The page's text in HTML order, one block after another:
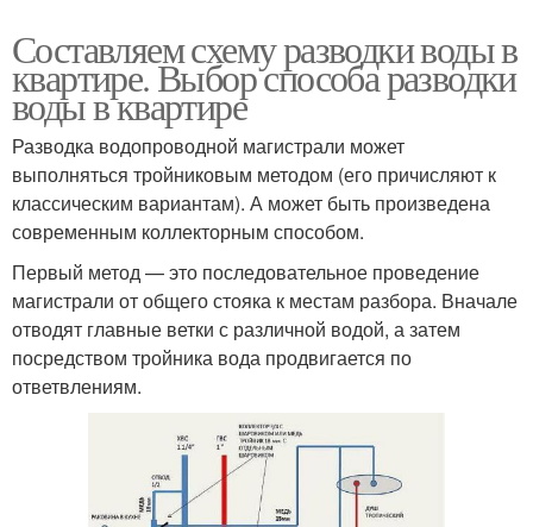
Составляем схему разводки воды в
квартире. Выбор способа разводки
воды в квартире
Разводка водопроводной магистрали может
выполняться тройниковым методом (его причисляют к
классическим вариантам). А может быть произведена
современным коллекторным способом.
Первый метод — это последовательное проведение
магистрали от общего стояка к местам разбора. Вначале
отводят главные ветки с различной водой, а затем
посредством тройника вода продвигается по
ответвлениям.